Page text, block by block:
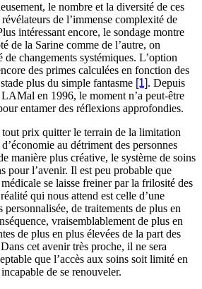
le nombre et la diversité de ces
de l’immense complexité de
intéressant encore, le sondage montre
de la Sarine comme de l’autre, on
de changements systémiques. L’option
des primes calculées en fonction des
plus du simple fantasme [1]. Depuis
en 1996, le moment n’a peut-être
entamer des réflexions approfondies.
prix quitter le terrain de la limitation
au détriment des personnes
manière plus créative, le système de soins
pour l’avenir. Il est peu probable que
se laisse freiner par la frilosité des
qui nous attend est celle d’une
de traitements de plus en
vraisemblablement de plus en
de plus en plus élevées de la part des
cet avenir très proche, il ne sera
que l’accès aux soins soit limité en
de se renouveler.